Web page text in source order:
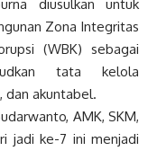
diusulkan untuk
Zona Integritas
(WBK) sebagai
tata kelola
dan akuntabel.
AMK, SKM,
jadi ke-7 ini menjadi